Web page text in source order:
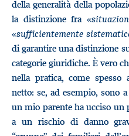
della generalità della
la distinzione fra «
«sufficientemente
di garantire una distinzione
categorie giuridiche. È vero
nella pratica, come
netto: se, ad esempio, sono
un mio parente ha ucciso un
a un rischio di danno